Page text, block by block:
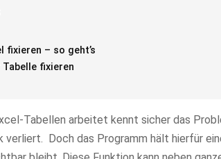
fixieren – so geht’s
fixieren
Tabellen arbeitet kennt sicher das
verliert. Doch das Programm hält hierfür